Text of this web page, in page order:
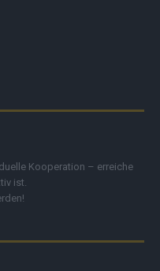
Kooperation – erreiche
ist.